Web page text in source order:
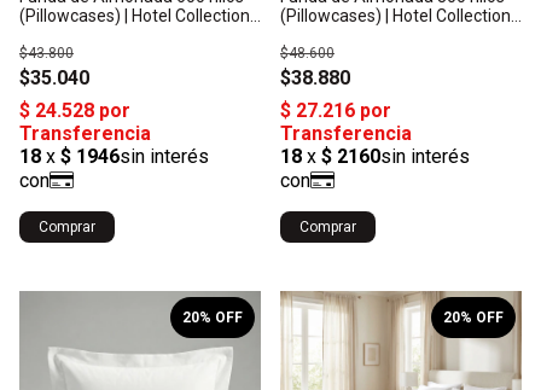
(Pillowcases) | Hotel Collection -
$35.040
$43.800
Comprar
(Pillowcases) | Hotel Collection -
$38.880
$48.600
Comprar
1/4
20% OFF /10
20% OFF